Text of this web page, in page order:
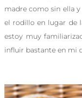
madre como sin ella
el rodillo en lugar de
estoy muy
influir bastante en mi